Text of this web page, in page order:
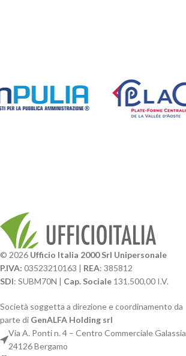
© 2026 Ufficio Italia 2000 Srl Unipersonale
P.IVA: 03523210163 | REA: 385812
SDI: SUBM70N | Cap. Sociale 131.500,00 I.V.
Società soggetta a direzione e coordinamento da
parte di GenALFA Holding srl
Via A. Ponti n. 4 – Centro Commerciale Galassia
24126 Bergamo